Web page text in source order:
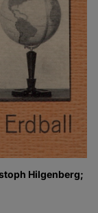
Hilgenberg;